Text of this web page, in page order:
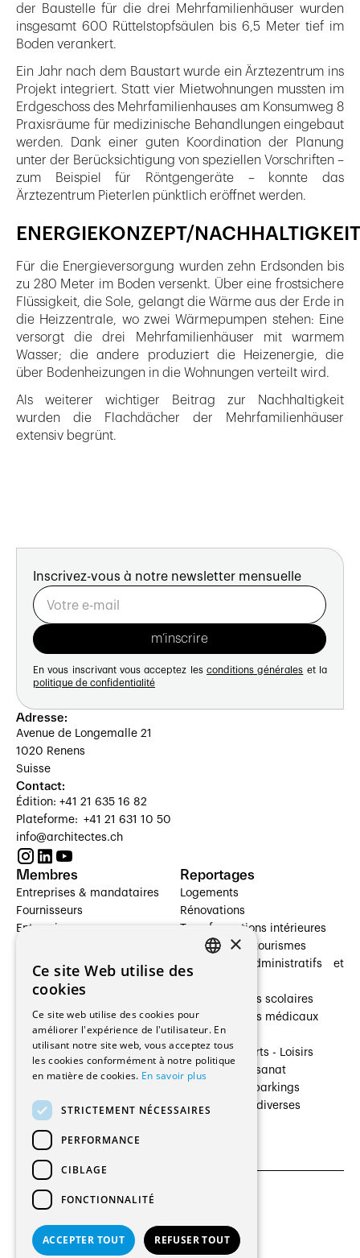
der Baustelle für die drei Mehrfamilienhäuser wurden
insgesamt 600 Rüttelstopfsäulen bis 6,5 Meter tief im
Boden verankert.
Ein Jahr nach dem Baustart wurde ein Ärztezentrum ins
Projekt integriert. Statt vier Mietwohnungen mussten im
Erdgeschoss des Mehrfamilienhauses am Konsumweg 8
Praxisräume für medizinische Behandlungen eingebaut
werden. Dank einer guten Koordination der Planung
unter der Berücksichtigung von speziellen Vorschriften –
zum Beispiel für Röntgengeräte – konnte das
Ärztezentrum Pieterlen pünktlich eröffnet werden.
ENERGIEKONZEPT/NACHHALTIGKEIT
Für die Energieversorgung wurden zehn Erdsonden bis
zu 280 Meter im Boden versenkt. Über eine frostsichere
Flüssigkeit, die Sole, gelangt die Wärme aus der Erde in
die Heizzentrale, wo zwei Wärmepumpen stehen: Eine
versorgt die drei Mehrfamilienhäuser mit warmem
Wasser; die andere produziert die Heizenergie, die
über Bodenheizungen in die Wohnungen verteilt wird.
Als weiterer wichtiger Beitrag zur Nachhaltigkeit
wurden die Flachdächer der Mehrfamilienhäuser
extensiv begrünt.
Inscrivez-vous à notre newsletter mensuelle
En vous inscrivant vous acceptez les conditions générales et la
politique de confidentialité
Adresse:
Avenue de Longemalle 21
1020 Renens
Suisse
Contact:
Édition: +41 21 635 16 82
Plateforme: +41 21 631 10 50
info@architectes.ch
Membres
Entreprises & mandataires
Fournisseurs
Entreprises
Architectes paysagistes
Architectes d'intérieur
Entreprises générales
Ingénieurs et mandataires
Fabricants / Fournisseurs
Régies immobilières
Gestion PPE
Reportages
Logements
Rénovations
Transformations intérieures
Hôtelleries et tourismes
Bâtiments administratifs et
Établissements scolaires
Établissements médicaux
Villas
Cultures - Sports - Loisirs
Industrie - Artisanat
Transports et parkings
Constructions diverses
© 2026 Tous droits réservés
CGU et Politique de confidentialités
×
Ce site Web utilise des
cookies
Ce site web utilise des cookies pour
améliorer l'expérience de l'utilisateur. En
utilisant notre site web, vous acceptez tous
les cookies conformément à notre politique
en matière de cookies. En savoir plus
STRICTEMENT NÉCESSAIRES
PERFORMANCE
CIBLAGE
FONCTIONNALITÉ
ACCEPTER TOUT REFUSER TOUT